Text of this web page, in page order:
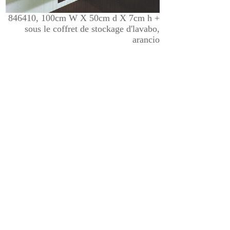
846410, 100cm W X 50cm d X 7cm h +
sous le coffret de stockage d'lavabo,
arancio